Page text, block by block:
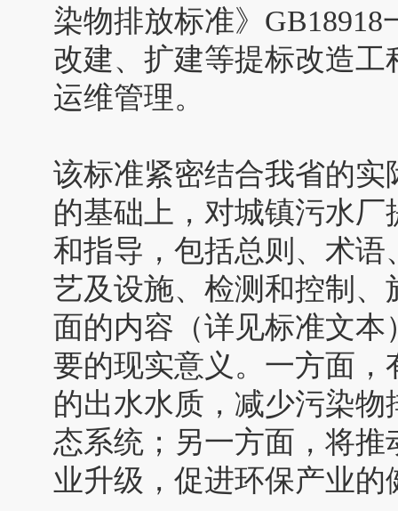
染物排放标准》
改建、扩建等提标改造
运维管理。
该标准紧密结合我省的
的基础上，对城镇污水
和指导，包括总则、术
艺及设施、检测和控制
面的内容（详见标准文
要的现实意义。一方面
的出水水质，减少污染
态系统；另一方面，将
业升级，促进环保产业的